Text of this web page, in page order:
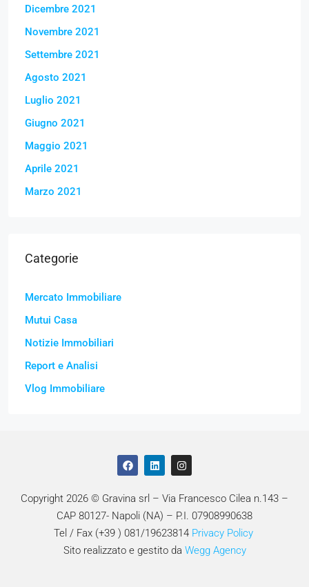
Dicembre 2021
Novembre 2021
Settembre 2021
Agosto 2021
Luglio 2021
Giugno 2021
Maggio 2021
Aprile 2021
Marzo 2021
Categorie
Mercato Immobiliare
Mutui Casa
Notizie Immobiliari
Report e Analisi
Vlog Immobiliare
Copyright 2026 © Gravina srl – Via Francesco Cilea n.143 –
CAP 80127- Napoli (NA) – P.I. 07908990638
Tel / Fax (+39 ) 081/19623814 Privacy Policy
Sito realizzato e gestito da Wegg Agency